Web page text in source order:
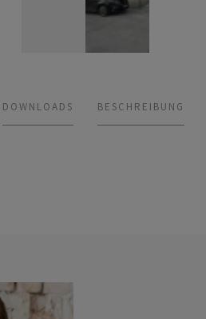
DOWNLOADS BESCHREIBUNG